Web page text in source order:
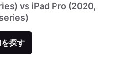
vs iPad Pro (2020,
探す